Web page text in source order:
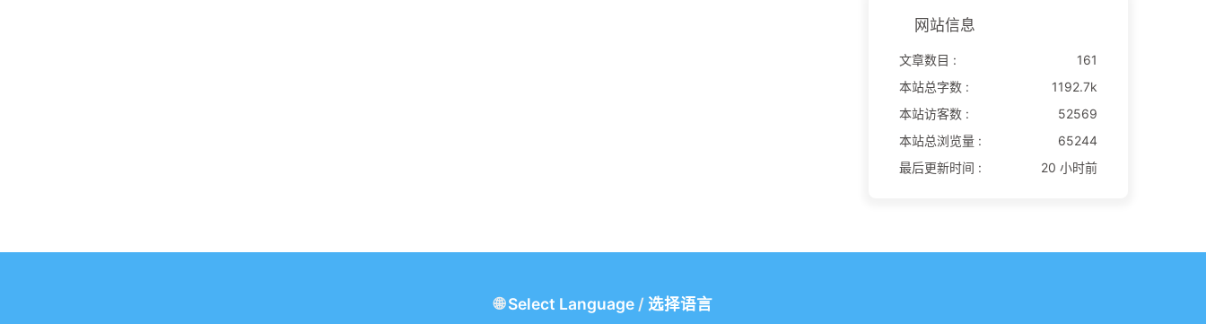
网站信息
文章数目 :
161
本站总字数 :
1192.7k
本站访客数 :
52569
本站总浏览量 :
65244
最后更新时间 :
20 小时前
🌐Select Language/ 选择语言